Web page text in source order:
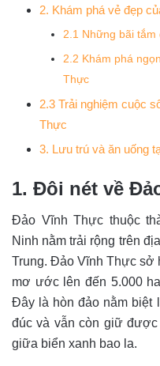
2. Khám phá vẻ đẹp
2.1 Những bãi
2.2 Khám phá
Thực
2.3 Trải nghiệm cuộc
Thực
3. Lưu trú và ăn uống
1. Đôi nét về
Đảo Vĩnh Thực thuộc
Ninh nằm trải rộng trên
Trung. Đảo Vĩnh Thực sở
mơ ước lên đến 5.000
Đây là hòn đảo nằm biệt
đúc và vẫn còn giữ
giữa biển xanh bao la.